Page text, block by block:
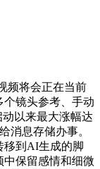
将会正在当前
个镜头参考、手动
以来最大涨幅达
消息存储办事。
移到AI生成的脚
保留感情和细微